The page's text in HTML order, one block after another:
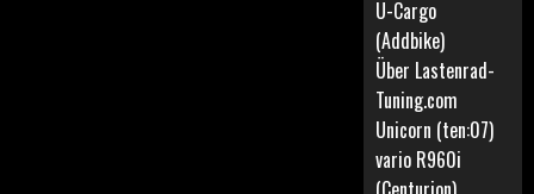
U-Cargo
(Addbike)
Über Lastenrad-
Tuning.com
Unicorn (ten:07)
vario R960i